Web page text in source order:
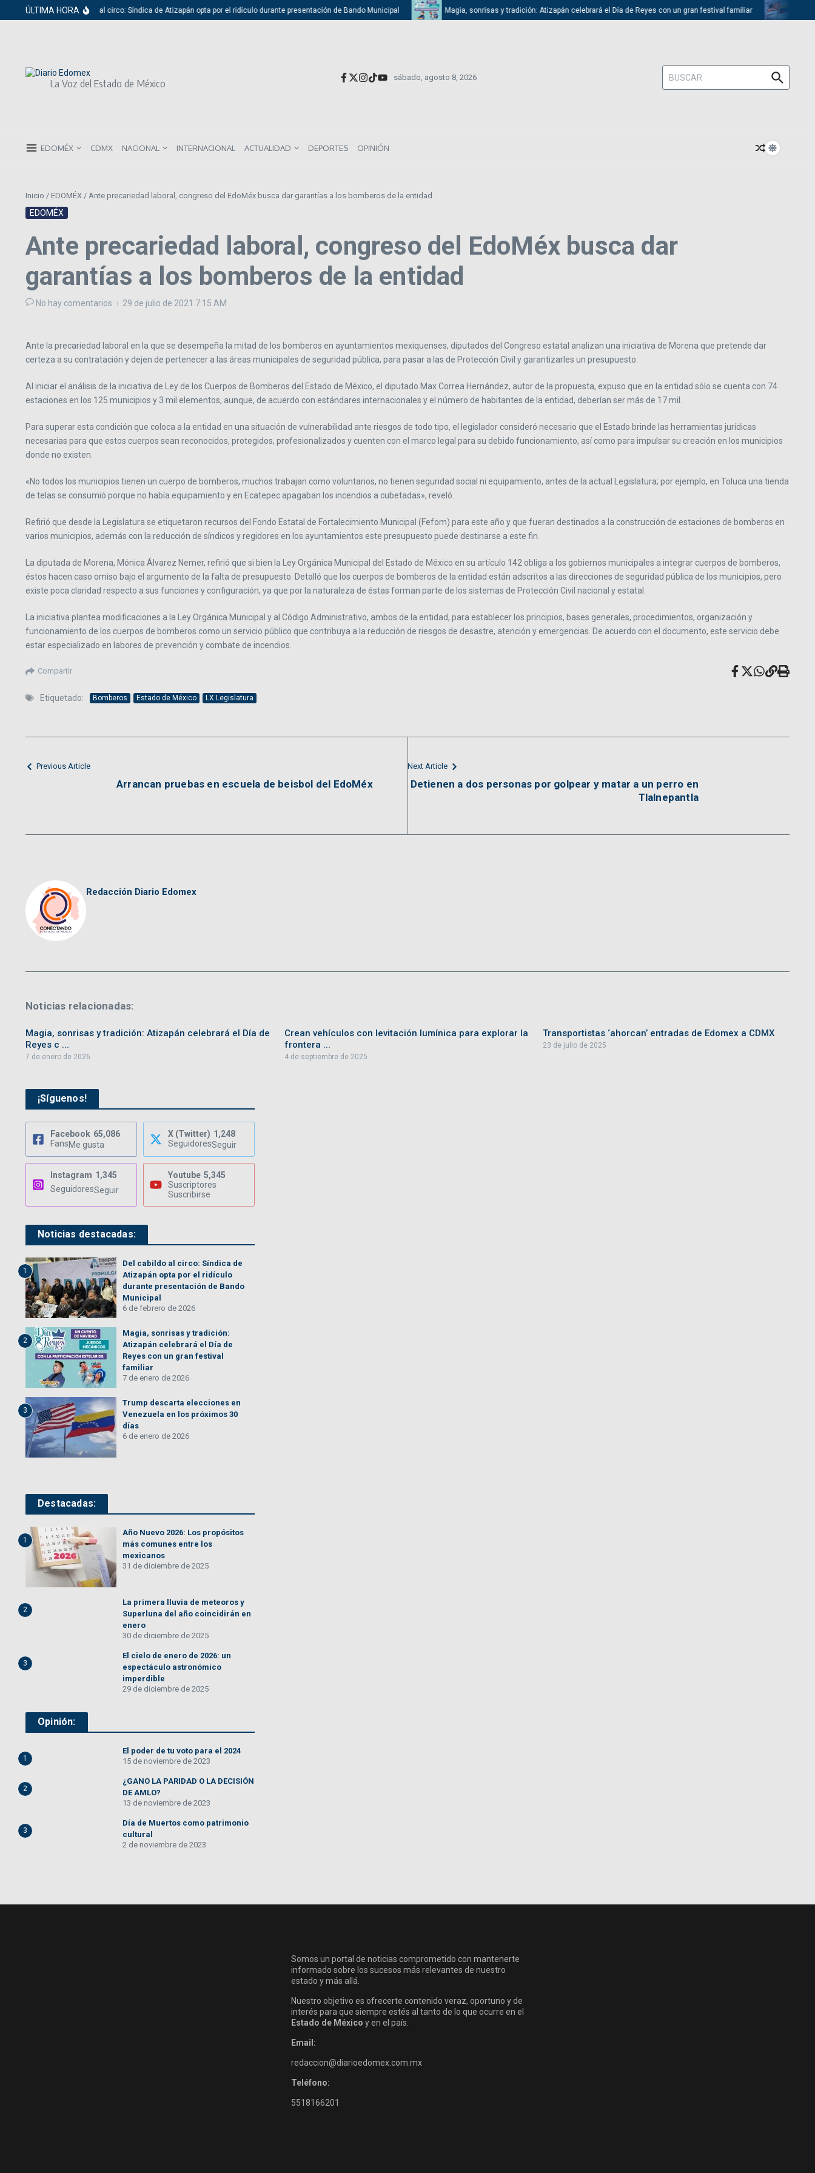
Saltar al contenido
ÚLTIMA HORA
Del cabildo al circo: Síndica de Atizapán opta por el ridículo durante presentación de Bando Municipal Magia, sonrisas y tradición: Atizapán celebrará el Día de Reyes con un gran festival familiar Trump
La Voz del Estado de México sábado, agosto 8, 2026
Buscar:
EDOMÉX CDMX NACIONAL INTERNACIONAL ACTUALIDAD DEPORTES OPINIÓN
Inicio / EDOMÉX / Ante precariedad laboral, congreso del EdoMéx busca dar garantías a los bomberos de la entidad
EDOMÉX
Ante precariedad laboral, congreso del EdoMéx busca dar
garantías a los bomberos de la entidad
No hay comentarios 29 de julio de 2021 7:15 AM
Ante la precariedad laboral en la que se desempeña la mitad de los bomberos en ayuntamientos mexiquenses, diputados del Congreso estatal analizan una iniciativa de Morena que pretende dar
certeza a su contratación y dejen de pertenecer a las áreas municipales de seguridad pública, para pasar a las de Protección Civil y garantizarles un presupuesto.
Al iniciar el análisis de la iniciativa de Ley de los Cuerpos de Bomberos del Estado de México, el diputado Max Correa Hernández, autor de la propuesta, expuso que en la entidad sólo se cuenta con 74
estaciones en los 125 municipios y 3 mil elementos, aunque, de acuerdo con estándares internacionales y el número de habitantes de la entidad, deberían ser más de 17 mil.
Para superar esta condición que coloca a la entidad en una situación de vulnerabilidad ante riesgos de todo tipo, el legislador consideró necesario que el Estado brinde las herramientas jurídicas
necesarias para que estos cuerpos sean reconocidos, protegidos, profesionalizados y cuenten con el marco legal para su debido funcionamiento, así como para impulsar su creación en los municipios
donde no existen.
«No todos los municipios tienen un cuerpo de bomberos, muchos trabajan como voluntarios, no tienen seguridad social ni equipamiento, antes de la actual Legislatura; por ejemplo, en Toluca una tienda
de telas se consumió porque no había equipamiento y en Ecatepec apagaban los incendios a cubetadas», reveló.
Refirió que desde la Legislatura se etiquetaron recursos del Fondo Estatal de Fortalecimiento Municipal (Fefom) para este año y que fueran destinados a la construcción de estaciones de bomberos en
varios municipios, además con la reducción de síndicos y regidores en los ayuntamientos este presupuesto puede destinarse a este fin.
La diputada de Morena, Mónica Álvarez Nemer, refirió que si bien la Ley Orgánica Municipal del Estado de México en su artículo 142 obliga a los gobiernos municipales a integrar cuerpos de bomberos,
éstos hacen caso omiso bajo el argumento de la falta de presupuesto. Detalló que los cuerpos de bomberos de la entidad están adscritos a las direcciones de seguridad pública de los municipios, pero
existe poca claridad respecto a sus funciones y configuración, ya que por la naturaleza de éstas forman parte de los sistemas de Protección Civil nacional y estatal.
La iniciativa plantea modificaciones a la Ley Orgánica Municipal y al Código Administrativo, ambos de la entidad, para establecer los principios, bases generales, procedimientos, organización y
funcionamiento de los cuerpos de bomberos como un servicio público que contribuya a la reducción de riesgos de desastre, atención y emergencias. De acuerdo con el documento, este servicio debe
estar especializado en labores de prevención y combate de incendios.
Compartir
Etiquetado: Bomberos Estado de México LX Legislatura
Previous Article
Arrancan pruebas en escuela de beisbol del EdoMéx
Next Article
Detienen a dos personas por golpear y matar a un perro en
Tlalnepantla
Redacción Diario Edomex
Noticias relacionadas:
Magia, sonrisas y tradición: Atizapán celebrará el Día de
Reyes c ...
7 de enero de 2026
Crean vehículos con levitación lumínica para explorar la
frontera ...
4 de septiembre de 2025
Transportistas ‘ahorcan’ entradas de Edomex a CDMX
23 de julio de 2025
¡Síguenos!
Facebook 65,086
FansMe gusta
X (Twitter) 1,248
SeguidoresSeguir
Instagram 1,345
SeguidoresSeguir
Youtube 5,345
Suscriptores
Suscribirse
Noticias destacadas:
1
Del cabildo al circo: Síndica de
Atizapán opta por el ridículo
durante presentación de Bando
Municipal
6 de febrero de 2026
2
Magia, sonrisas y tradición:
Atizapán celebrará el Día de
Reyes con un gran festival
familiar
7 de enero de 2026
3
Trump descarta elecciones en
Venezuela en los próximos 30
días
6 de enero de 2026
Destacadas:
1
Año Nuevo 2026: Los propósitos
más comunes entre los
mexicanos
31 de diciembre de 2025
2
La primera lluvia de meteoros y
Superluna del año coincidirán en
enero
30 de diciembre de 2025
3
El cielo de enero de 2026: un
espectáculo astronómico
imperdible
29 de diciembre de 2025
Opinión:
1
El poder de tu voto para el 2024
15 de noviembre de 2023
2
¿GANO LA PARIDAD O LA DECISIÓN
DE AMLO?
13 de noviembre de 2023
3
Día de Muertos como patrimonio
cultural
2 de noviembre de 2023
Somos un portal de noticias comprometido con mantenerte
informado sobre los sucesos más relevantes de nuestro
estado y más allá.
Nuestro objetivo es ofrecerte contenido veraz, oportuno y de
interés para que siempre estés al tanto de lo que ocurre en el
Estado de México y en el país.
Email:
redaccion@diarioedomex.com.mx
Teléfono:
5518166201